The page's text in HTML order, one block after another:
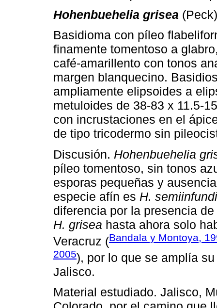
Hohenbuehelia grisea
Basidioma con píleo
finamente tomentoso a
café-amarillento con tonos
margen blanquecino.
ampliamente elipsoides a
metuloides de 38-83 x 11.5-
con incrustaciones en el
de tipo tricodermo sin
Discusión. Hohenbuehelia
píleo tomentoso, sin tonos
esporas pequeñas y
especie afín es H.
diferencia por la presencia
H. grisea hasta ahora solo
Veracruz (Bandala y Montoya,
2005), por lo que se amplía
Jalisco.
Material estudiado. Jalisco,